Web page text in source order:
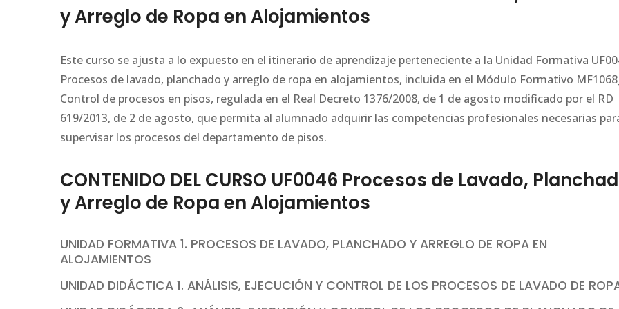
y Arreglo de Ropa en Alojamientos
Este curso se ajusta a lo expuesto en el itinerario de aprendizaje perteneciente a la Unidad Formativa
Procesos de lavado, planchado y arreglo de ropa en alojamientos, incluida en el Módulo Formativo
Control de procesos en pisos, regulada en el Real Decreto 1376/2008, de 1 de agosto modificado por el RD
619/2013, de 2 de agosto, que permita al alumnado adquirir las competencias profesionales necesarias
supervisar los procesos del departamento de pisos.
CONTENIDO DEL CURSO UF0046 Procesos de Lavado,
y Arreglo de Ropa en Alojamientos
UNIDAD FORMATIVA 1. PROCESOS DE LAVADO, PLANCHADO Y ARREGLO DE ROPA EN
ALOJAMIENTOS
UNIDAD DIDÁCTICA 1. ANÁLISIS, EJECUCIÓN Y CONTROL DE LOS PROCESOS DE LAVADO DE